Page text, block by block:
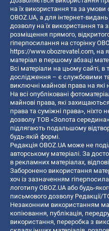
на їх використання та за
OBOZ.UA, а для інтернет-
дозволу на їх використання та
розміщення прямого,
гіперпосилання на сторінку
https://www.obozrevatel.com, на
матеріал в першому абзаці
Всі матеріали на цьому сайті, в
дослідження – є службовими
виключні майнові права на
На всі опубліковані
майнові права, які
права та суміжні права»,
дозволу ТОВ «Золота
підлягають подальшому
будь-якій формі.
Редакція OBOZ.UA може не
авторському матеріалі. За
в рекламних матеріалах,
Заборонено використання
хоч із зазначенням
логотипу OBOZ.UA або будь-
письмового дозволу Редакції/
Незаконним використанням
копiювання, публiкацiя,
використання, переробка з